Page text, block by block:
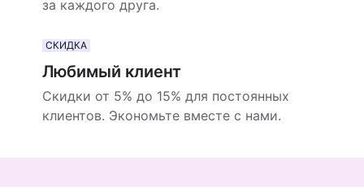
за каждого друга.
СКИДКА
Любимый клиент
Скидки от 5% до 15% для постоянных
клиентов. Экономьте вместе с нами.